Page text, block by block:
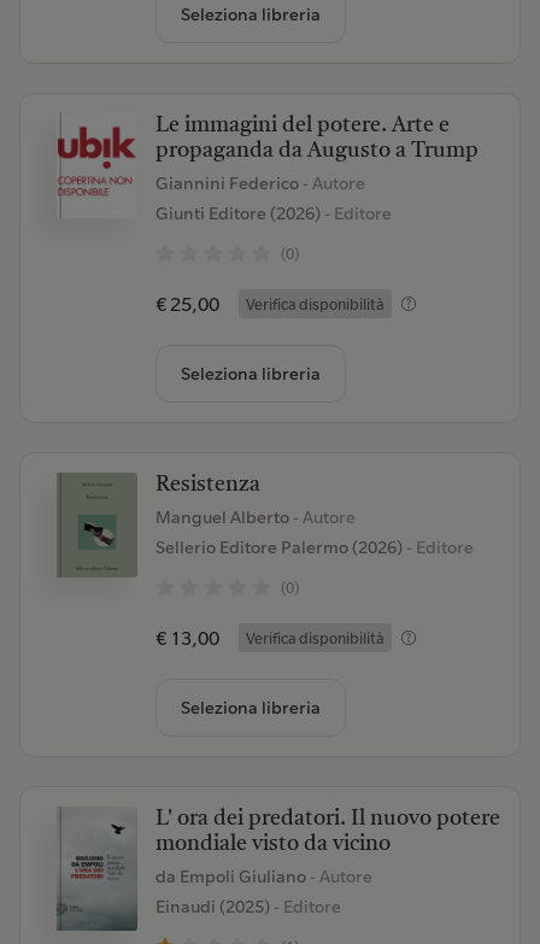
Seleziona libreria
Le immagini del potere. Arte e
propaganda da Augusto a Trump
Giannini Federico - Autore
Giunti Editore (2026)- Editore
(0)
€ 25,00 Verifica disponibilità
Seleziona libreria
Resistenza
Manguel Alberto - Autore
Sellerio Editore Palermo (2026)- Editore
(0)
€ 13,00 Verifica disponibilità
Seleziona libreria
L' ora dei predatori. Il nuovo potere
mondiale visto da vicino
da Empoli Giuliano - Autore
Einaudi (2025)- Editore